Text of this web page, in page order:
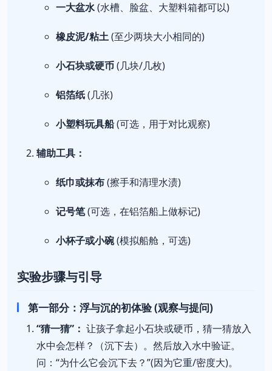
一大盆水(水槽、脸盆、大塑料箱都可以)
橡皮泥/粘土(至少两块大小相同的)
小石块或硬币(几块/几枚)
铝箔纸(几张)
小塑料玩具船(可选，用于对比观察)
辅助工具：
纸巾或抹布(擦手和清理水渍)
记号笔(可选，在铝箔船上做标记)
小杯子或小碗(模拟船舱，可选)
实验步骤与引导
第一部分：浮与沉的初体验 (观察与提问)
“猜一猜”： 让孩子拿起小石块或硬币，猜一猜放入
水中会怎样？（沉下去）。然后放入水中验证。
问：“为什么它会沉下去？”(因为它重/密度大)。